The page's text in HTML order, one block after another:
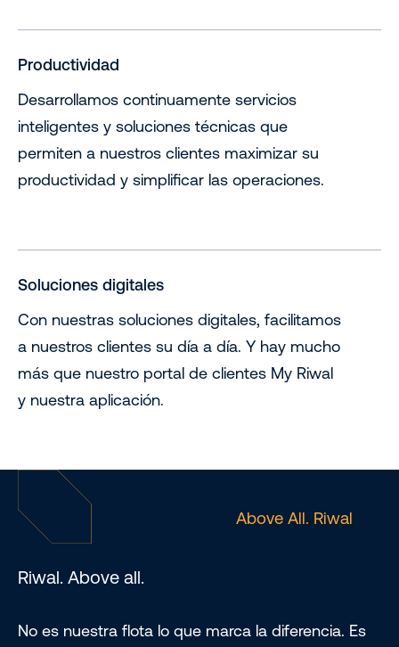
Productividad
Desarrollamos continuamente servicios
inteligentes y soluciones técnicas que
permiten a nuestros clientes maximizar su
productividad y simplificar las operaciones.
Soluciones digitales
Con nuestras soluciones digitales, facilitamos
a nuestros clientes su día a día. Y hay mucho
más que nuestro portal de clientes My Riwal
y nuestra aplicación.
Above All. Riwal
Riwal. Above all.
No es nuestra flota lo que marca la diferencia. Es